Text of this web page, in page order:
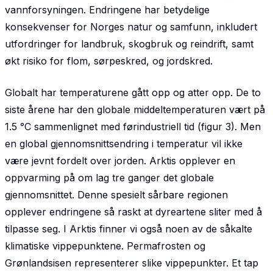
vannforsyningen. Endringene har betydelige
konsekvenser for Norges natur og samfunn, inkludert
utfordringer for landbruk, skogbruk og reindrift, samt
økt risiko for flom, sørpeskred, og jordskred.
Globalt har temperaturene gått opp og atter opp. De to
siste årene har den globale middel­tempera­turen vært på
1.5 °C sammenlignet med førindustriell tid (figur 3). Men
en global gjennomsnitts­endring i temperatur vil ikke
være jevnt fordelt over jorden. Arktis opplever en
oppvarming på om lag tre ganger det globale
gjennomsnittet. Denne spesielt sårbare regionen
opplever endringene så raskt at dyreartene sliter med å
tilpasse seg. I Arktis finner vi også noen av de såkalte
klimatiske vippe­punktene. Permafrosten og
Grønlandsisen representerer slike vippepunkter. Et tap